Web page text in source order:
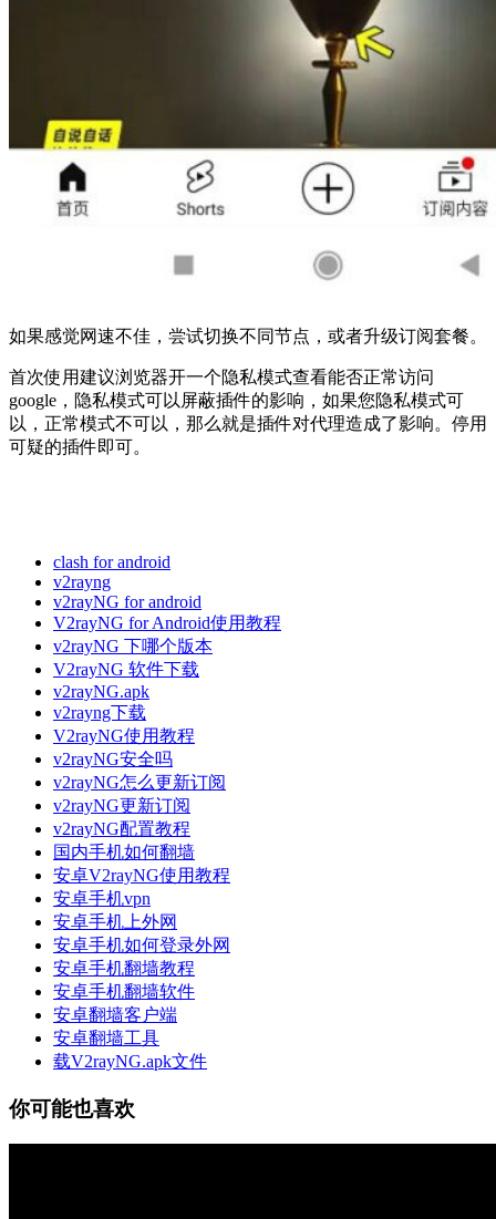
如果感觉网速不佳，尝试切换不同节点，或者升级订阅套餐。
首次使用建议浏览器开一个隐私模式查看能否正常访问
google，隐私模式可以屏蔽插件的影响，如果您隐私模式可
以，正常模式不可以，那么就是插件对代理造成了影响。停用
可疑的插件即可。
clash for android
v2rayng
v2rayNG for android
V2rayNG for Android使用教程
v2rayNG 下哪个版本
V2rayNG 软件下载
v2rayNG.apk
v2rayng下载
V2rayNG使用教程
v2rayNG安全吗
v2rayNG怎么更新订阅
v2rayNG更新订阅
v2rayNG配置教程
国内手机如何翻墙
安卓V2rayNG使用教程
安卓手机vpn
安卓手机上外网
安卓手机如何登录外网
安卓手机翻墙教程
安卓手机翻墙软件
安卓翻墙客户端
安卓翻墙工具
载V2rayNG.apk文件
你可能也喜欢